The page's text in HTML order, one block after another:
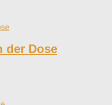
der Dose